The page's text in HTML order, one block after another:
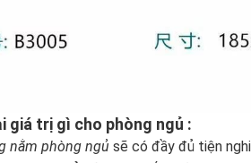
giá trị gì cho phòng ngủ :
nằm phòng ngủ sẽ có đầy đủ tiện